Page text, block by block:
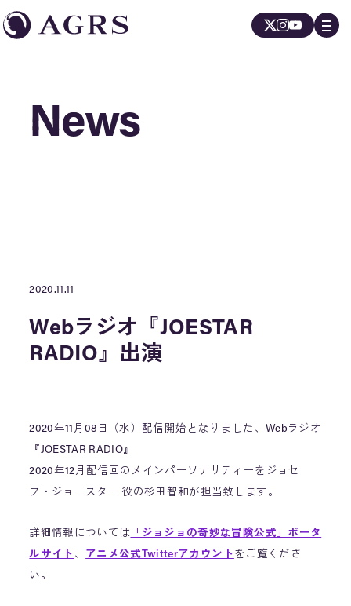
News
News
2020.11.11
Webラジオ『JOESTAR
RADIO』出演
2020年11月08日（水）配信開始となりました、Webラジオ
『JOESTAR RADIO』
2020年12月配信回のメインパーソナリティーをジョセ
フ・ジョースター 役の杉田智和が担当致します。
詳細情報については 「ジョジョの奇妙な冒険公式」ポータ
ルサイト 、 アニメ公式Twitterアカウント をご覧くださ
い。